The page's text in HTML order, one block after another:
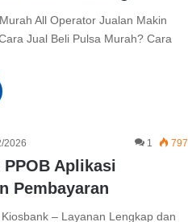
All Operator Jualan Makin
Jual Beli Pulsa Murah? Cara
2026 1 797
Aplikasi
Pembayaran
– Layanan Lengkap dan